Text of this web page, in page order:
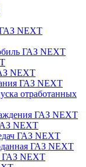
ГАЗ NEXT
ГАЗ NEXT
NEXT
ГАЗ NEXT
отработанных
ГАЗ NEXT
NEXT
ГАЗ NEXT
ГАЗ NEXT
ГАЗ NEXT